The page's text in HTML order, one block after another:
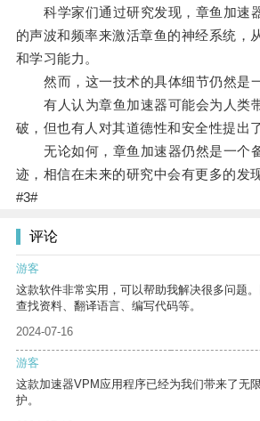
科学家们通过研究发现，章鱼加速
的声波和频率来激活章鱼的神经系统，
和学习能力。
然而，这一技术的具体细节仍然是一
有人认为章鱼加速器可能会为人类
破，但也有人对其道德性和安全性提出
无论如何，章鱼加速器仍然是一个
迹，相信在未来的研究中会有更多的发
#3#
评论
游客
这款软件非常实用，可以帮助我解决很多问题
查找资料、翻译语言、编写代码等。
2024-07-16
游客
这款加速器VPM应用程序已经为我们带来了无
护。